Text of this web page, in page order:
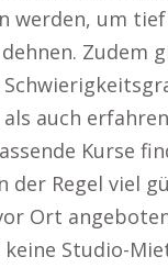
werden, um
Zudem
auch
Kurse
der Regel viel
Ort
Studio-